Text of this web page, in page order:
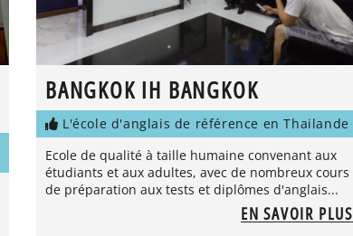
BANGKOK IH BANGKOK
L'école d'anglais de référence en Thailande
Ecole de qualité à taille humaine convenant aux
étudiants et aux adultes, avec de nombreux cours
de préparation aux tests et diplômes d'anglais...
EN SAVOIR PLUS